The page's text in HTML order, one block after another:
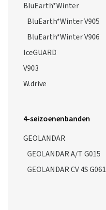
BluEarth*Winter
BluEarth*Winter V905
BluEarth*Winter V906
IceGUARD
V903
W.drive
4-seizoenenbanden
GEOLANDAR
GEOLANDAR A/T G015
GEOLANDAR CV 4S G061